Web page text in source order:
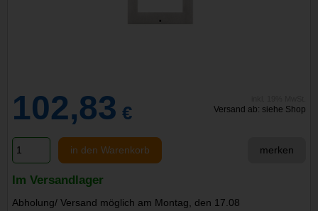
102,83 € Versand ab: siehe Shop
in den Warenkorb merken
Im Versandlager
Abholung/ Versand möglich am Montag, den 17.08